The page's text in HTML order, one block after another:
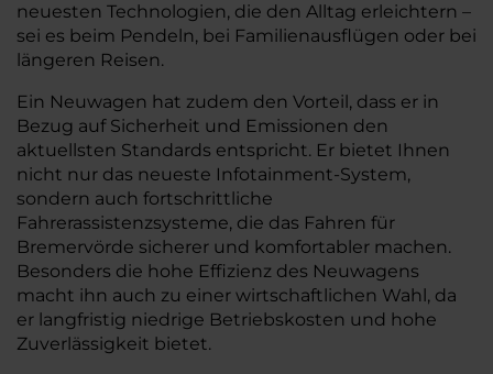
neuesten Technologien, die den Alltag erleichtern –
sei es beim Pendeln, bei Familienausflügen oder bei
längeren Reisen.
Ein Neuwagen hat zudem den Vorteil, dass er in
Bezug auf Sicherheit und Emissionen den
aktuellsten Standards entspricht. Er bietet Ihnen
nicht nur das neueste Infotainment-System,
sondern auch fortschrittliche
Fahrerassistenzsysteme, die das Fahren für
Bremervörde sicherer und komfortabler machen.
Besonders die hohe Effizienz des Neuwagens
macht ihn auch zu einer wirtschaftlichen Wahl, da
er langfristig niedrige Betriebskosten und hohe
Zuverlässigkeit bietet.